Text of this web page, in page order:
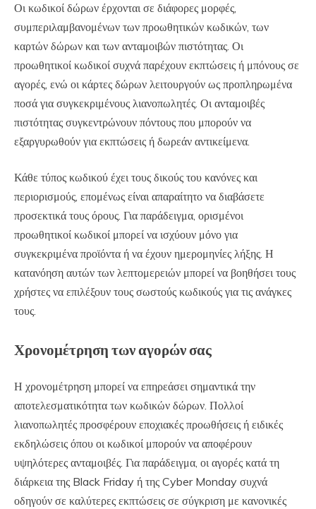
Οι κωδικοί δώρων έρχονται σε διάφορες μορφές,
συμπεριλαμβανομένων των προωθητικών κωδικών, των
καρτών δώρων και των ανταμοιβών πιστότητας. Οι
προωθητικοί κωδικοί συχνά παρέχουν εκπτώσεις ή μπόνους σε
αγορές, ενώ οι κάρτες δώρων λειτουργούν ως προπληρωμένα
ποσά για συγκεκριμένους λιανοπωλητές. Οι ανταμοιβές
πιστότητας συγκεντρώνουν πόντους που μπορούν να
εξαργυρωθούν για εκπτώσεις ή δωρεάν αντικείμενα.
Κάθε τύπος κωδικού έχει τους δικούς του κανόνες και
περιορισμούς, επομένως είναι απαραίτητο να διαβάσετε
προσεκτικά τους όρους. Για παράδειγμα, ορισμένοι
προωθητικοί κωδικοί μπορεί να ισχύουν μόνο για
συγκεκριμένα προϊόντα ή να έχουν ημερομηνίες λήξης. Η
κατανόηση αυτών των λεπτομερειών μπορεί να βοηθήσει τους
χρήστες να επιλέξουν τους σωστούς κωδικούς για τις ανάγκες
τους.
Χρονομέτρηση των αγορών σας
Η χρονομέτρηση μπορεί να επηρεάσει σημαντικά την
αποτελεσματικότητα των κωδικών δώρων. Πολλοί
λιανοπωλητές προσφέρουν εποχιακές προωθήσεις ή ειδικές
εκδηλώσεις όπου οι κωδικοί μπορούν να αποφέρουν
υψηλότερες ανταμοιβές. Για παράδειγμα, οι αγορές κατά τη
διάρκεια της Black Friday ή της Cyber Monday συχνά
οδηγούν σε καλύτερες εκπτώσεις σε σύγκριση με κανονικές